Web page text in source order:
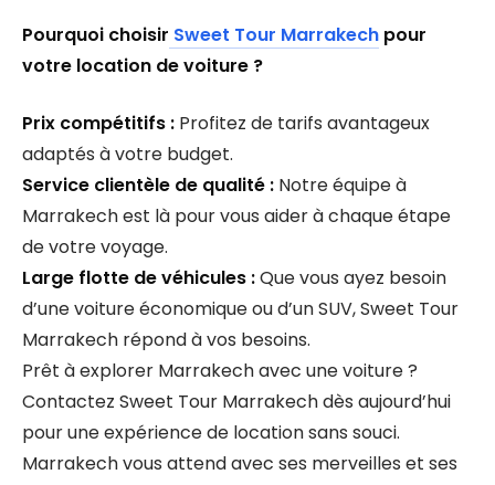
Pourquoi choisir Sweet Tour Marrakech pour
votre location de voiture ?
Prix compétitifs : Profitez de tarifs avantageux
adaptés à votre budget.
Service clientèle de qualité : Notre équipe à
Marrakech est là pour vous aider à chaque étape
de votre voyage.
Large flotte de véhicules :Que vous ayez besoin
d’une voiture économique ou d’un SUV, Sweet Tour
Marrakech répond à vos besoins.
Prêt à explorer Marrakech avec une voiture ?
Contactez Sweet Tour Marrakech dès aujourd’hui
pour une expérience de location sans souci.
Marrakech vous attend avec ses merveilles et ses